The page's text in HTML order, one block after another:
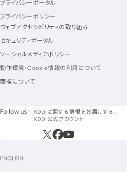
プライバシーポータル
プライバシーポリシー
ウェブアクセシビリティの取り組み
セキュリティポータル
ソーシャルメディアポリシー
動作環境・Cookie情報の利用について
商標について
Follow us フォローアス
KDDIに関する情報をお届けする、
KDDI公式アカウント
新規ウィンドウで開く
新規ウィンドウで開く
新規ウィンドウで開く
ENGLISH